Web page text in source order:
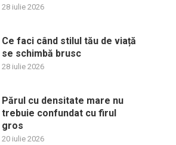
28 iulie 2026
Ce faci când stilul tău de viață
se schimbă brusc
28 iulie 2026
Părul cu densitate mare nu
trebuie confundat cu firul
gros
20 iulie 2026